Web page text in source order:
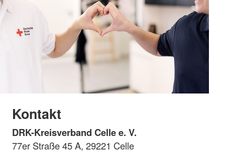
Kontakt
DRK-Kreisverband Celle e. V.
77er Straße 45 A, 29221 Celle